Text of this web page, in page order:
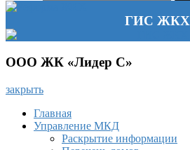
ГИС ЖКХ
ООО ЖК «Лидер С»
закрыть
Главная
Управление МКД
Раскрытие информации